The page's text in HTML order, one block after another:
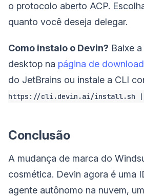
o protocolo aberto ACP.
quanto você deseja delegar.
Como instalo o Devin? Baixe
desktop na página de download
do JetBrains ou instale a CLI
https://cli.devin.ai/install.sh |
Conclusão
A mudança de marca do
cosmética. Devin agora é uma
agente autônomo na nuvem,